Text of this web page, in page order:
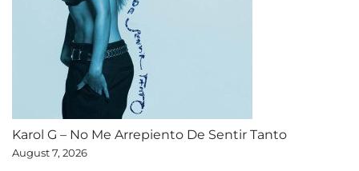
Karol G – No Me Arrepiento De Sentir Tanto
August 7, 2026